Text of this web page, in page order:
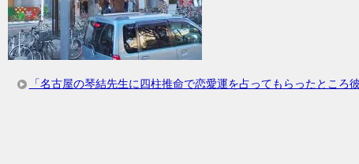
「名古屋の琴結先生に四柱推命で恋愛運を占ってもらったところ